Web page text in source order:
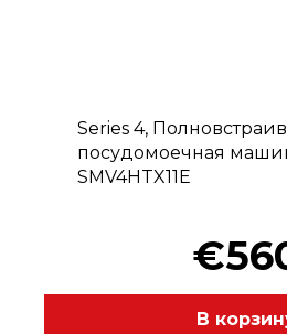
Series 4,
посудомоечная
SMV4HTX11E
В